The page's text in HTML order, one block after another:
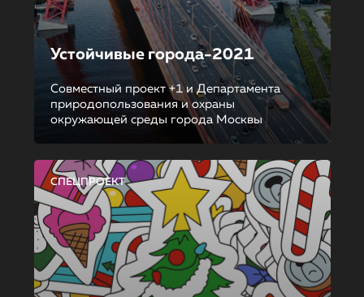
Устойчивые города-2021
Совместный проект +1 и Департамента
природопользования и охраны
окружающей среды города Москвы
СПЕЦПРОЕКТ